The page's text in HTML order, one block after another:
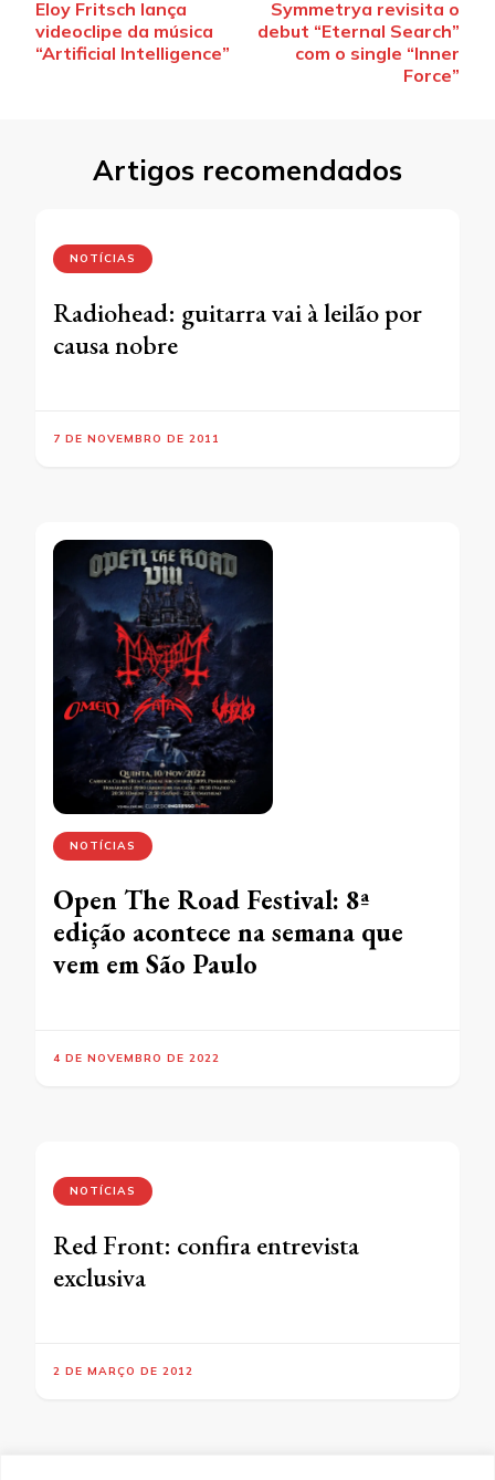
de
post
Eloy Fritsch lança
videoclipe da música
“Artificial Intelligence”
Symmetrya revisita o
debut “Eternal Search”
com o single “Inner
Force”
Artigos recomendados
NOTÍCIAS
Radiohead: guitarra vai à leilão por
causa nobre
7 DE NOVEMBRO DE 2011
NOTÍCIAS
Open The Road Festival: 8ª
edição acontece na semana que
vem em São Paulo
4 DE NOVEMBRO DE 2022
NOTÍCIAS
Red Front: confira entrevista
exclusiva
2 DE MARÇO DE 2012